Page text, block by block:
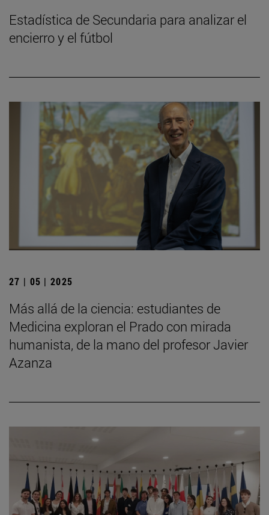
Estadística de Secundaria para analizar el
encierro y el fútbol
27 | 05 | 2025
Más allá de la ciencia: estudiantes de
Medicina exploran el Prado con mirada
humanista, de la mano del profesor Javier
Azanza